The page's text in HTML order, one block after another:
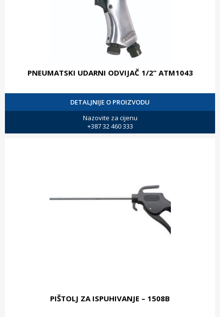
PNEUMATSKI UDARNI ODVIJAČ 1/2” ATM1043
DETALJNIJE O PROIZVODU
Nazovite za cijenu
+387 32 460 333
PIŠTOLJ ZA ISPUHIVANJE – 1508B